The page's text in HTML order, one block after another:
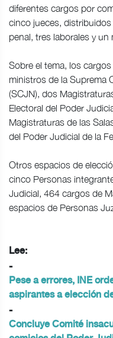
diferentes cargos por
cinco jueces,
penal, tres laborales y un
Sobre el tema, los
ministros de la Suprema
(SCJN), dos
Electoral del Poder
Magistraturas de las
del Poder Judicial de la
Otros espacios de
cinco Personas
Judicial, 464 cargos de
espacios de Personas
Lee:
-
Pese a errores, INE
aspirantes a elección
-
Concluye Comité